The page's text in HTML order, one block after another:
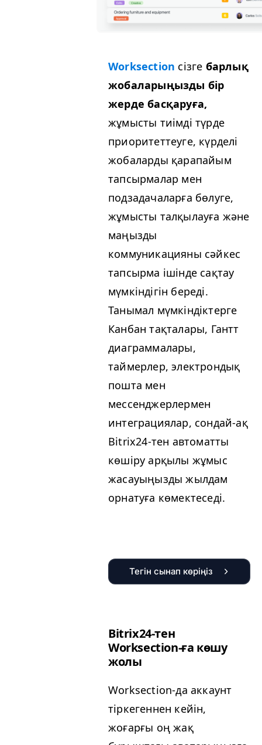
Worksection сізге барлық
жобаларыңызды бір
жерде басқаруға,
жұмысты тиімді түрде
приоритеттеуге, күрделі
жобаларды қарапайым
тапсырмалар мен
подзадачаларға бөлуге,
жұмысты талқылауға және
маңызды
коммуникацияны сәйкес
тапсырма ішінде сақтау
мүмкіндігін береді.
Танымал мүмкіндіктерге
Канбан тақталары, Гантт
диаграммалары,
таймерлер, электрондық
пошта мен
мессенджерлермен
интеграциялар, сондай-ақ
Bitrix24-тен автоматты
көшіру арқылы жұмыс
жасауыңызды жылдам
орнатуға көмектеседі.
Тегін сынап көріңіз
Bitrix24-тен
Worksection-ға көшу
жолы
Worksection-да аккаунт
тіркегеннен кейін,
жоғарғы оң жақ